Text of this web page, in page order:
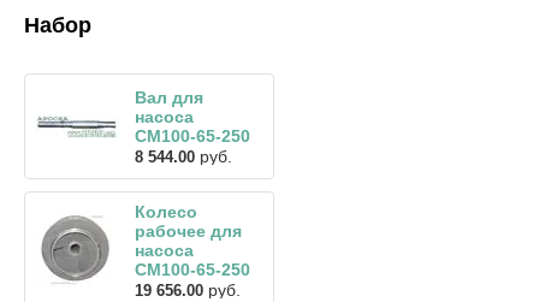
Набор
Вал для
насоса
СМ100-65-250
8 544.00 руб.
Колесо
рабочее для
насоса
СМ100-65-250
19 656.00 руб.